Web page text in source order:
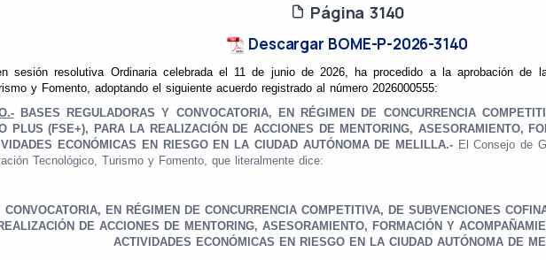
Página 3140
Descargar BOME-P-2026-3140
sesión resolutiva Ordinaria celebrada el 11 de junio de 2026, ha procedido a la aprobación de
y Fomento, adoptando el siguiente acuerdo registrado al número 2026000555:
BASES REGULADORAS Y CONVOCATORIA, EN RÉGIMEN DE CONCURRENCIA
PLUS (FSE+), PARA LA REALIZACIÓN DE ACCIONES DE MENTORING, ASESORAMIENTO,
ECONÓMICAS EN RIESGO EN LA CIUDAD AUTÓNOMA DE MELILLA.- El Consejo de
Tecnológico, Turismo y Fomento, que literalmente dice:
EN RÉGIMEN DE CONCURRENCIA COMPETITIVA, DE SUBVENCIONES
DE ACCIONES DE MENTORING, ASESORAMIENTO, FORMACIÓN Y
ACTIVIDADES ECONÓMICAS EN RIESGO EN LA CIUDAD AUTÓNOMA DE